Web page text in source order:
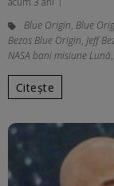
Blue Origin, Blue
Bezos Blue Origin, Jeff
NASA bani misiune Lună,
Citește